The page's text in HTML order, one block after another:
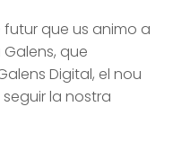
futur que us animo a
que
Digital, el nou
la nostra